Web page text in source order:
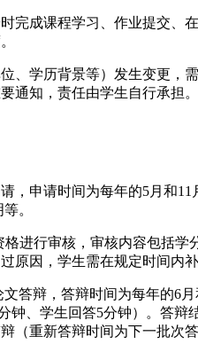
完成课程学习、作业提交
、学历背景等）发生变更，
通知，责任由学生自行承担。
，申请时间为每年的5月和
。
进行审核，审核内容包括
因，学生需在规定时间内
答辩，答辩时间为每年的6
钟、学生回答5分钟）。答
（重新答辩时间为下一批次答